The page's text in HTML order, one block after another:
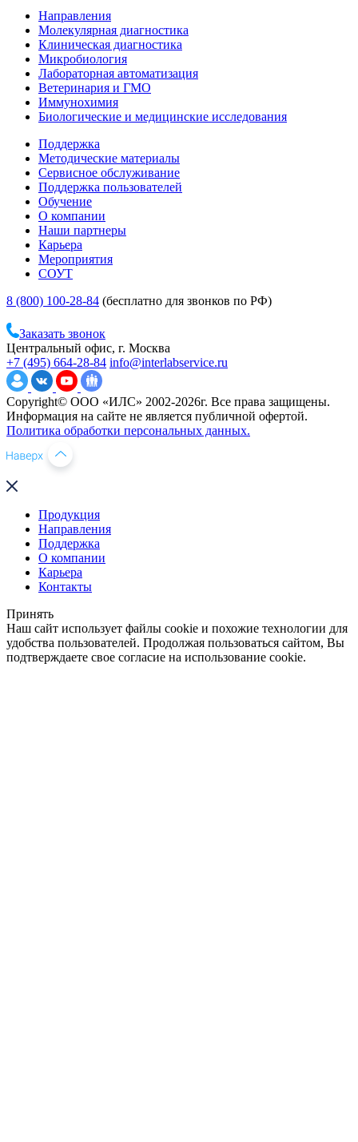
Направления
Молекулярная диагностика
Клиническая диагностика
Микробиология
Лабораторная автоматизация
Ветеринария и ГМО
Иммунохимия
Биологические и медицинские исследования
Поддержка
Методические материалы
Сервисное обслуживание
Поддержка пользователей
Обучение
О компании
Наши партнеры
Карьера
Мероприятия
СОУТ
8 (800) 100-28-84 (бесплатно для звонков по РФ)
Заказать звонок
Центральный офис, г. Москва
+7 (495) 664-28-84 info@interlabservice.ru
Copyright© ООО «ИЛС» 2002-2026г. Все права защищены.
Информация на сайте не является публичной офертой.
Политика обработки персональных данных.
Продукция
Направления
Поддержка
О компании
Карьера
Контакты
Принять
Наш сайт использует файлы cookie и похожие технологии для
удобства пользователей. Продолжая пользоваться сайтом, Вы
подтверждаете свое согласие на использование cookie.